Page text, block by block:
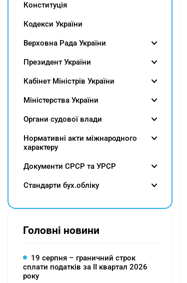
Конституція
Кодекси України
Верховна Рада України
Президент України
Кабінет Міністрів України
Міністерства України
Органи судової влади
Нормативні акти міжнародного
характеру
Документи СРСР та УРСР
Cтандарти бух.обліку
Головні новини
19 серпня – граничний строк
сплати податків за ІI квартал 2026
року